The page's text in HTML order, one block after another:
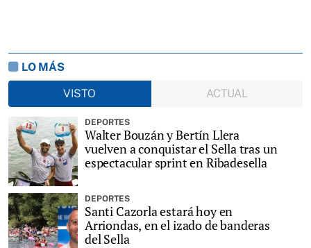
LO MÁS
VISTO
ACTUAL
DEPORTES
Walter Bouzán y Bertín Llera
vuelven a conquistar el Sella tras un
espectacular sprint en Ribadesella
DEPORTES
Santi Cazorla estará hoy en
Arriondas, en el izado de banderas
del Sella